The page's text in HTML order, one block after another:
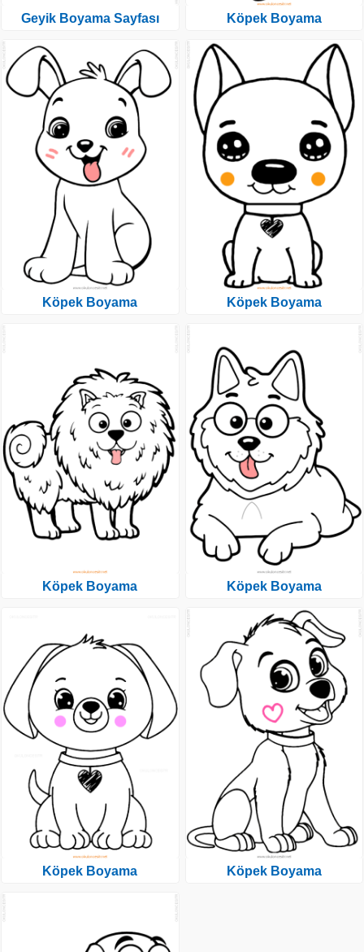
Geyik Boyama Sayfası
Köpek Boyama
Köpek Boyama
Köpek Boyama
Köpek Boyama
Köpek Boyama
Köpek Boyama
Köpek Boyama